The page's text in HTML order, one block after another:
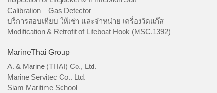
Calibration – Gas Detector
บริการสอบเทียบ ให้เช่า และจำหน่าย เครื่องวัดแก๊ส
Modification & Retrofit of Lifeboat Hook (MSC.1392)
MarineThai Group
A. & Marine (THAI) Co., Ltd.
Marine Servitec Co., Ltd.
Siam Maritime School